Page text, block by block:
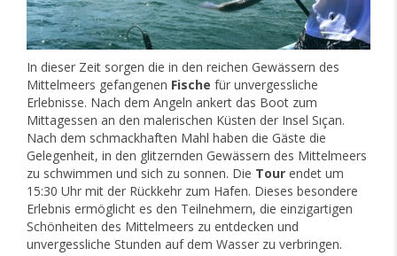
In dieser Zeit sorgen die in den reichen Gewässern des
Mittelmeers gefangenen Fische für unvergessliche
Erlebnisse. Nach dem Angeln ankert das Boot zum
Mittagessen an den malerischen Küsten der Insel Sıçan.
Nach dem schmackhaften Mahl haben die Gäste die
Gelegenheit, in den glitzernden Gewässern des Mittelmeers
zu schwimmen und sich zu sonnen. Die Tour endet um
15:30 Uhr mit der Rückkehr zum Hafen. Dieses besondere
Erlebnis ermöglicht es den Teilnehmern, die einzigartigen
Schönheiten des Mittelmeers zu entdecken und
unvergessliche Stunden auf dem Wasser zu verbringen.